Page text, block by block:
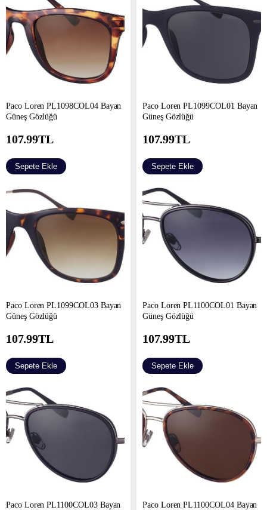
Paco Loren PL1098COL04 Bayan
Güneş Gözlüğü
107.99TL
Sepete Ekle
Paco Loren PL1099COL01 Bayan
Güneş Gözlüğü
107.99TL
Sepete Ekle
Paco Loren PL1099COL03 Bayan
Güneş Gözlüğü
107.99TL
Sepete Ekle
Paco Loren PL1100COL01 Bayan
Güneş Gözlüğü
107.99TL
Sepete Ekle
Paco Loren PL1100COL03 Bayan
Paco Loren PL1100COL04 Bayan